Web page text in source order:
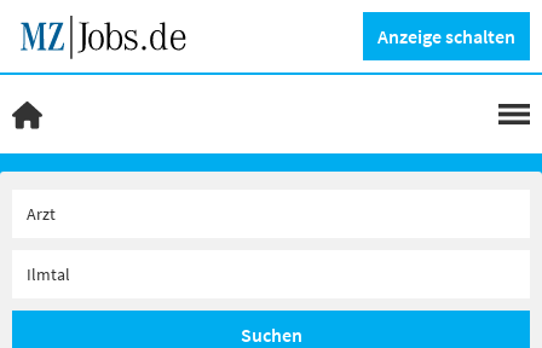
Anzeige schalten
Suchen